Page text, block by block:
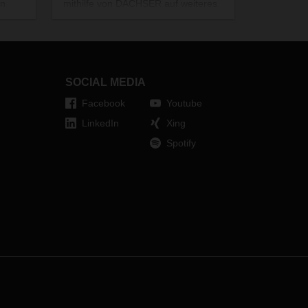
SOCIAL MEDIA
Facebook
LinkedIn
Youtube
Xing
Spotify